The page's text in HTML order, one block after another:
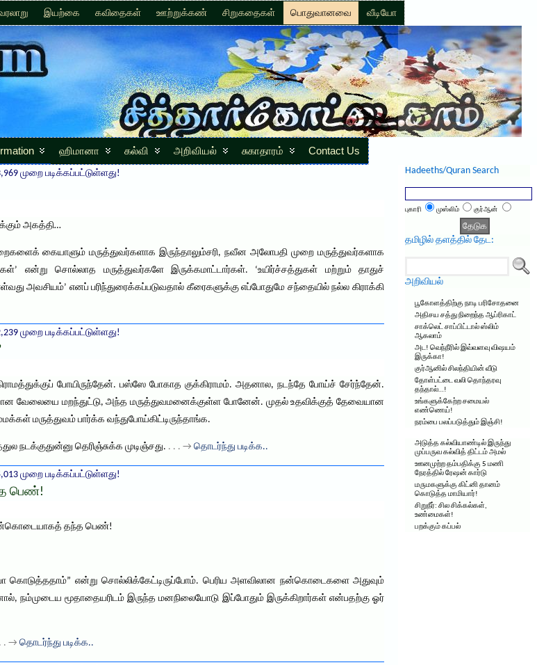
இயற்கை கவிதைகள் ஊற்றுக்கண் சிறுகதைகள் பொதுவானவை வீடியோ
ஹிமானா கல்வி அறிவியல் சுகாதாரம் Contact Us
முறை படிக்கப்பட்டுள்ளது!
அகத்தி…
கையாளும் மருத்துவர்களாக இருந்தாலும்சரி, நவீன அலோபதி முறை மருத்துவர்களாக
என்று சொல்லாத மருத்துவர்களே இருக்கமாட்டார்கள். ‘உயிர்ச்சத்துகள் மற்றும் தாதுச்
அவசியம்’ எனப் பரிந்துரைக்கப்படுவதால் கீரைகளுக்கு எப்போதுமே சந்தையில் நல்ல கிராக்கி
முறை படிக்கப்பட்டுள்ளது!
போயிருந்தேன். பஸ்ஸே போகாத குக்கிராமம். அதனால, நடந்தே போய்ச் சேர்ந்தேன்.
வேலையை மறந்துட்டு, அந்த மருத்துவமனைக்குள்ள போனேன். முதல் உதவிக்குத் தேவையான
மருத்துவம் பார்க்க வந்துபோய்கிட்டிருந்தாங்க.
தெரிஞ்சுக்க முடிஞ்சது. . . . → தொடர்ந்து படிக்க..
முறை படிக்கப்பட்டுள்ளது!
பெண்!
நன்கொடையாகத் தந்த பெண்!
கொடுத்ததாம்” என்று சொல்லிக்கேட்டிருப்போம். பெரிய அளவிலான நன்கொடைகளை அதுவும்
நம்முடைய மூதாதையரிடம் இருந்த மனநிலையோடு இப்போதும் இருக்கிறார்கள் என்பதற்கு ஓர்
. → தொடர்ந்து படிக்க..
Hadeeths/Quran Search
புகாரி முஸ்லிம் குர்ஆன்
தமிழில் தளத்தில் தேட:
அறிவியல்
பூகோளத்திற்கு நாடி பரிசோதனை
அதிசய சத்து நிறைந்த ஆப்ரிகாட்
சாக்லெட் சாப்பிட்டால் ஸ்லிம்
ஆகலாம்
அட! வெந்நீரில் இவ்வளவு விஷயம்
இருக்கா!
குர்ஆனில் சிலந்தியின் வீடு
தோள்பட்டை வலி தொந்தரவு
தந்தால்…!
உங்களுக்கேற்ற சமையல்
எண்ணெய்!
நரம்பை பலப்படுத்தும் இஞ்சி!
அடுத்த கல்வியாண்டில் இருந்து
முப்பருவ கல்வித் திட்டம் அமல்
ஊனமுற்ற தம்பதிக்கு 5 மணி
நேரத்தில் ரேஷன் கார்டு
மருமகளுக்கு கிட்னி தானம்
கொடுத்த மாமியார்!
சிறுநீர்: சில சிக்கல்கள்,
உண்மைகள்!
பறக்கும் கப்பல்